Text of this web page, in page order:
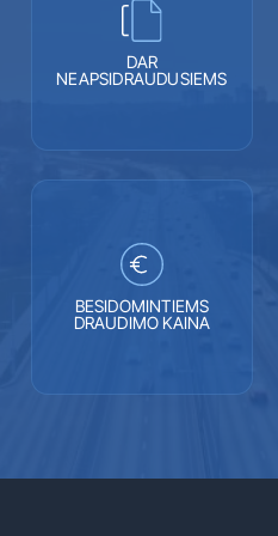
DAR
NEAPSIDRAUDUSIEMS
BESIDOMINTIEMS
DRAUDIMO KAINA